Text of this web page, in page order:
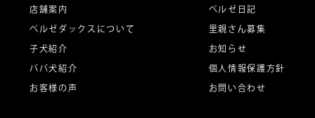
シ
ョ
ン
店舗案内
ベルゼダックスについて
子犬紹介
パパ犬紹介
お客様の声
ベルゼ日記
里親さん募集
お知らせ
個人情報保護方針
お問い合わせ